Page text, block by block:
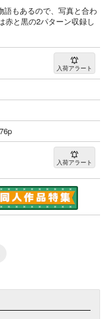
語もあるので、写真と合わ
赤と黒の2パターン収録し
入荷アラート
入荷アラート